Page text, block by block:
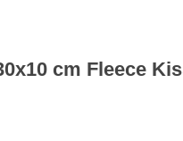
cm Fleece